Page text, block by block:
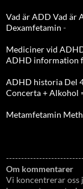
Vad är ADD Vad är
Dexamfetamin -
Mediciner vid
ADHD information
ADHD historia Del
Concerta + Alkohol
Metamfetamin Meth
Om kommentarer
Vi koncentrerar oss